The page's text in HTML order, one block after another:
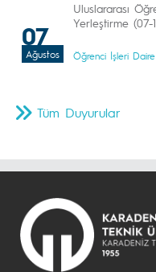
07
Ağustos
Uluslararası
Yerleştirme (07-
Öğrenci İşleri Daire
Tüm Duyurular